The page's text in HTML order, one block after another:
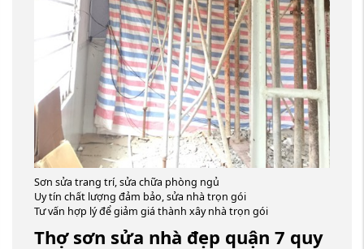
Sơn sửa trang trí, sửa chữa phòng ngủ
Uy tín chất lượng đảm bảo, sửa nhà trọn gói
Tư vấn hợp lý để giảm giá thành xây nhà trọn gói
Thợ sơn sửa nhà đẹp quận 7 quy